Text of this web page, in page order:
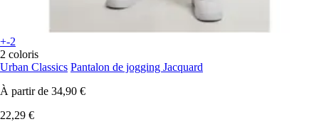
+-2
2 coloris
Urban Classics Pantalon de jogging Jacquard
À partir de 34,90 €
22,29 €